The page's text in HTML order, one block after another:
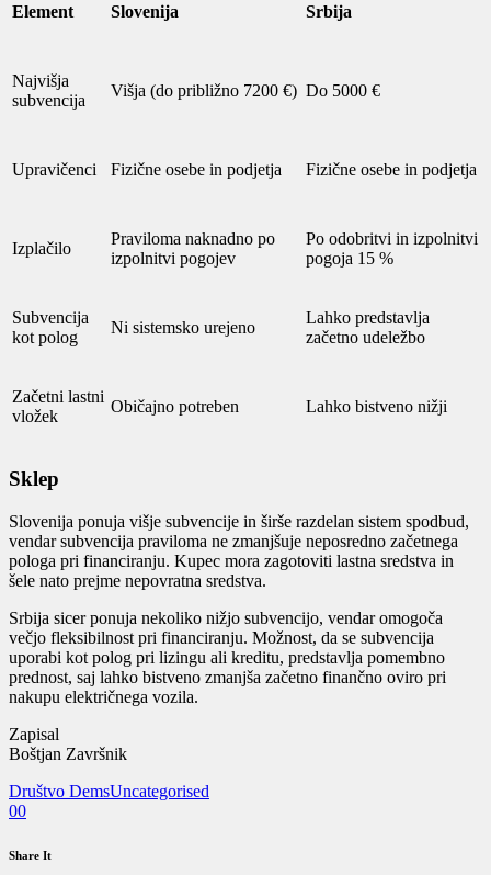
Element Slovenija Srbija
Najvišja
subvencija
Višja (do približno 7200 €) Do 5000 €
Upravičenci Fizične osebe in podjetja Fizične osebe in podjetja
Izplačilo
Praviloma naknadno po
izpolnitvi pogojev
Po odobritvi in izpolnitvi
pogoja 15 %
Subvencija
kot polog
Ni sistemsko urejeno
Lahko predstavlja
začetno udeležbo
Začetni lastni
vložek
Običajno potreben Lahko bistveno nižji
Sklep
Slovenija ponuja višje subvencije in širše razdelan sistem spodbud,
vendar subvencija praviloma ne zmanjšuje neposredno začetnega
pologa pri financiranju. Kupec mora zagotoviti lastna sredstva in
šele nato prejme nepovratna sredstva.
Srbija sicer ponuja nekoliko nižjo subvencijo, vendar omogoča
večjo fleksibilnost pri financiranju. Možnost, da se subvencija
uporabi kot polog pri lizingu ali kreditu, predstavlja pomembno
prednost, saj lahko bistveno zmanjša začetno finančno oviro pri
nakupu električnega vozila.
Zapisal
Boštjan Završnik
Društvo DemsUncategorised
00
Share It